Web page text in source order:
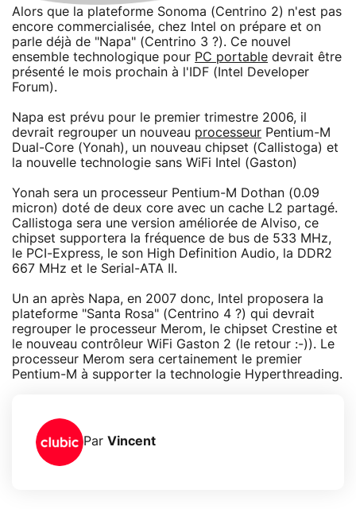
Alors que la plateforme Sonoma (Centrino 2) n'est pas
encore commercialisée, chez Intel on prépare et on
parle déjà de "Napa" (Centrino 3 ?). Ce nouvel
ensemble technologique pour PC portable devrait être
présenté le mois prochain à l'IDF (Intel Developer
Forum).
Napa est prévu pour le premier trimestre 2006, il
devrait regrouper un nouveau processeur Pentium-M
Dual-Core (Yonah), un nouveau chipset (Callistoga) et
la nouvelle technologie sans WiFi Intel (Gaston)
Yonah sera un processeur Pentium-M Dothan (0.09
micron) doté de deux core avec un cache L2 partagé.
Callistoga sera une version améliorée de Alviso, ce
chipset supportera la fréquence de bus de 533 MHz,
le PCI-Express, le son High Definition Audio, la DDR2
667 MHz et le Serial-ATA II.
Un an après Napa, en 2007 donc, Intel proposera la
plateforme "Santa Rosa" (Centrino 4 ?) qui devrait
regrouper le processeur Merom, le chipset Crestine et
le nouveau contrôleur WiFi Gaston 2 (le retour :-)). Le
processeur Merom sera certainement le premier
Pentium-M à supporter la technologie Hyperthreading.
Par Vincent